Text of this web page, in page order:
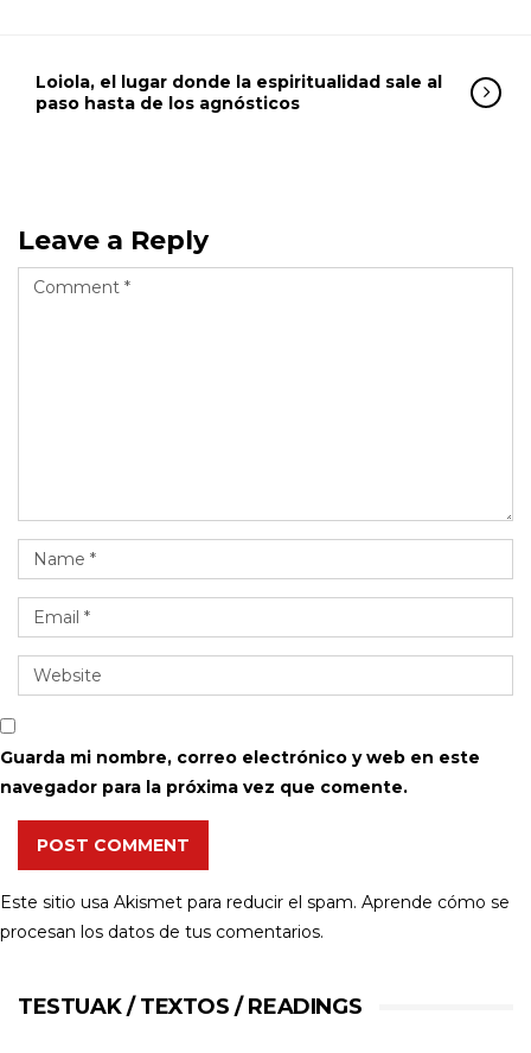
Loiola, el lugar donde la espiritualidad sale al
paso hasta de los agnósticos
Leave a Reply
Guarda mi nombre, correo electrónico y web en este
navegador para la próxima vez que comente.
POST COMMENT
Este sitio usa Akismet para reducir el spam. Aprende cómo se
procesan los datos de tus comentarios.
TESTUAK / TEXTOS / READINGS